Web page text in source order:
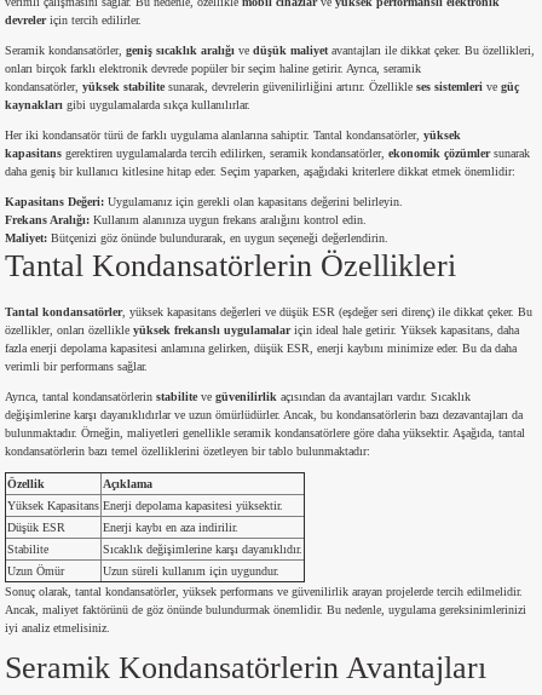
24 Serisi,27 Serisi,93 Serisi
Serisi
4W
5W
10W
11W
13W
14W
15W
17W
25W
3W
603 Kılıf - 25 Adet
805 Kılıf
805 Kılıf - 25 Adet
devreleriçin tercih edilirler.
Seramik kondansatörler, geniş sıcaklık aralığı ve düşük maliyet avantajları ile dikkat çeker. Bu özellikleri,
onları birçok farklı elektronik devrede popüler bir seçim haline getirir. Ayrıca, seramik
kondansatörler, yüksek stabilite sunarak, devrelerin güvenilirliğini artırır. Özellikle ses sistemleri ve güç
kaynakları gibi uygulamalarda sıkça kullanılırlar.
Her iki kondansatör türü de farklı uygulama alanlarına sahiptir. Tantal kondansatörler, yüksek
kapasitans gerektiren uygulamalarda tercih edilirken, seramik kondansatörler, ekonomik çözümlersunarak
daha geniş bir kullanıcı kitlesine hitap eder. Seçim yaparken, aşağıdaki kriterlere dikkat etmek önemlidir:
Kapasitans Değeri: Uygulamanız için gerekli olan kapasitans değerini belirleyin.
Frekans Aralığı: Kullanım alanınıza uygun frekans aralığını kontrol edin.
Maliyet: Bütçenizi göz önünde bulundurarak, en uygun seçeneği değerlendirin.
Tantal Kondansatörlerin Özellikleri
Tantal kondansatörler, yüksek kapasitans değerleri ve düşük ESR (eşdeğer seri direnç) ile dikkat çeker. Bu
özellikler, onları özellikle yüksek frekanslı uygulamalariçin ideal hale getirir. Yüksek kapasitans, daha
fazla enerji depolama kapasitesi anlamına gelirken, düşük ESR, enerji kaybını minimize eder. Bu da daha
verimli bir performans sağlar.
Ayrıca, tantal kondansatörlerin stabilite ve güvenilirlik açısından da avantajları vardır. Sıcaklık
değişimlerine karşı dayanıklıdırlar ve uzun ömürlüdürler. Ancak, bu kondansatörlerin bazı dezavantajları da
bulunmaktadır. Örneğin, maliyetleri genellikle seramik kondansatörlere göre daha yüksektir. Aşağıda, tantal
kondansatörlerin bazı temel özelliklerini özetleyen bir tablo bulunmaktadır:
Özellik
Açıklama
Yüksek Kapasitans Enerji depolama kapasitesi yüksektir.
Düşük ESR
Enerji kaybı en aza indirilir.
Stabilite
Sıcaklık değişimlerine karşı dayanıklıdır.
Uzun Ömür
Uzun süreli kullanım için uygundur.
Sonuç olarak, tantal kondansatörler, yüksek performans ve güvenilirlik arayan projelerde tercih edilmelidir.
Ancak, maliyet faktörünü de göz önünde bulundurmak önemlidir. Bu nedenle, uygulama gereksinimlerinizi
iyi analiz etmelisiniz.
Seramik Kondansatörlerin Avantajları